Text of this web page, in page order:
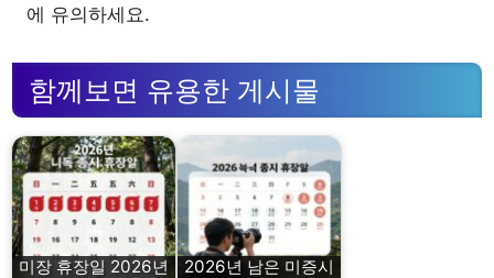
에 유의하세요.
함께보면 유용한 게시물
미장 휴장일 2026년
2026년 남은 미증시